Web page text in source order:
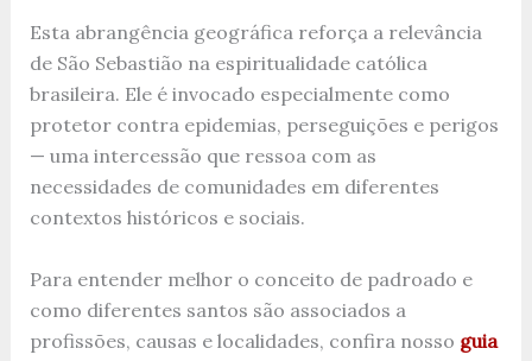
Esta abrangência geográfica reforça a relevância
de São Sebastião na espiritualidade católica
brasileira. Ele é invocado especialmente como
protetor contra epidemias, perseguições e perigos
— uma intercessão que ressoa com as
necessidades de comunidades em diferentes
contextos históricos e sociais.
Para entender melhor o conceito de padroado e
como diferentes santos são associados a
profissões, causas e localidades, confira nosso guia